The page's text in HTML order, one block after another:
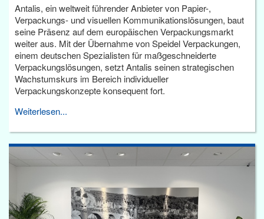
Antalis, ein weltweit führender Anbieter von Papier-,
Verpackungs- und visuellen Kommunikationslösungen, baut
seine Präsenz auf dem europäischen Verpackungsmarkt
weiter aus. Mit der Übernahme von Speidel Verpackungen,
einem deutschen Spezialisten für maßgeschneiderte
Verpackungslösungen, setzt Antalis seinen strategischen
Wachstumskurs im Bereich individueller
Verpackungskonzepte konsequent fort.
Weiterlesen...